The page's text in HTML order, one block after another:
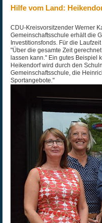
Hilfe vom Land:
CDU-Kreisvorsitzender Werner
Gemeinschaftsschule erhält die
Investitionsfonds. Für die
"Über die gesamte Zeit
lassen kann." Ein gutes
Heikendorf wird durch den
Gemeinschaftsschule, die
Sportangebote."